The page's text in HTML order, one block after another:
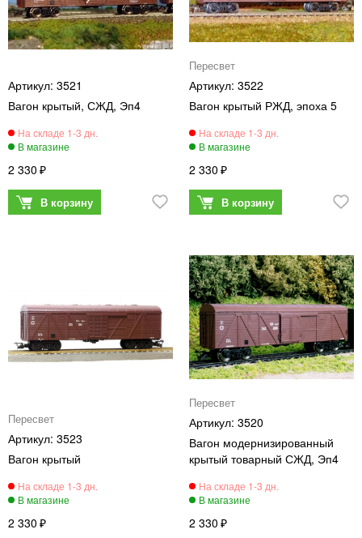
3521
Вагон крытый, СЖД, Эп4
2 330
Пересвет
3522
Вагон крытый РЖД, эпоха 5
2 330
Пересвет
3523
Вагон крытый
2 330
Пересвет
3520
Вагон модернизированный
крытый товарный СЖД, Эп4
2 330